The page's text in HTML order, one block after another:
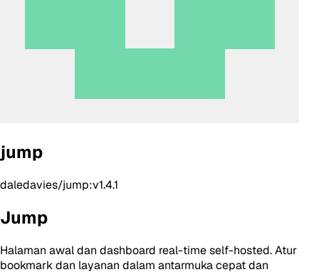
jump
daledavies/jump:v1.4.1
Jump
Halaman awal dan dashboard real-time self-hosted. Atur
bookmark dan layanan dalam antarmuka cepat dan